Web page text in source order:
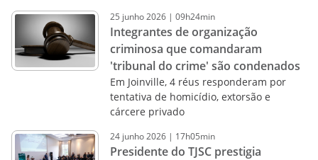
25 junho2026 | 09h24min
Integrantes de organização
criminosa que comandaram
'tribunal do crime' são condenados
Em Joinville, 4 réus responderam por
tentativa de homicídio, extorsão e
cárcere privado
24 junho2026 | 17h05min
Presidente do TJSC prestigia